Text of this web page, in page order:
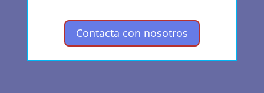
Contacta con nosotros